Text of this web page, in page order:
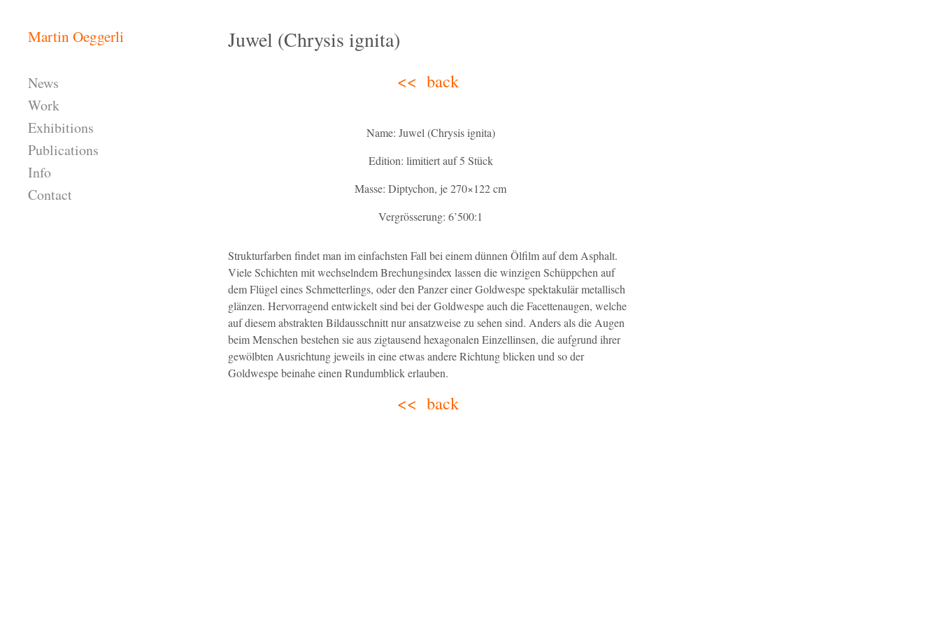
Martin Oeggerli
News
Work
Exhibitions
Publications
Info
Contact
Juwel (Chrysis ignita)
<< back
Name: Juwel (Chrysis ignita)
Edition: limitiert auf 5 Stück
Masse: Diptychon, je 270×122 cm
Vergrösserung: 6’500:1
Strukturfarben findet man im einfachsten Fall bei einem dünnen Ölfilm auf dem Asphalt.
Viele Schichten mit wechselndem Brechungsindex lassen die winzigen Schüppchen auf
dem Flügel eines Schmetterlings, oder den Panzer einer Goldwespe spektakulär metallisch
glänzen. Hervorragend entwickelt sind bei der Goldwespe auch die Facettenaugen, welche
auf diesem abstrakten Bildausschnitt nur ansatzweise zu sehen sind. Anders als die Augen
beim Menschen bestehen sie aus zigtausend hexagonalen Einzellinsen, die aufgrund ihrer
gewölbten Ausrichtung jeweils in eine etwas andere Richtung blicken und so der
Goldwespe beinahe einen Rundumblick erlauben.
<< back